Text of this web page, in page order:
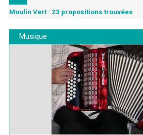
Moulin Vert : 23 propositions trouvées
Musique